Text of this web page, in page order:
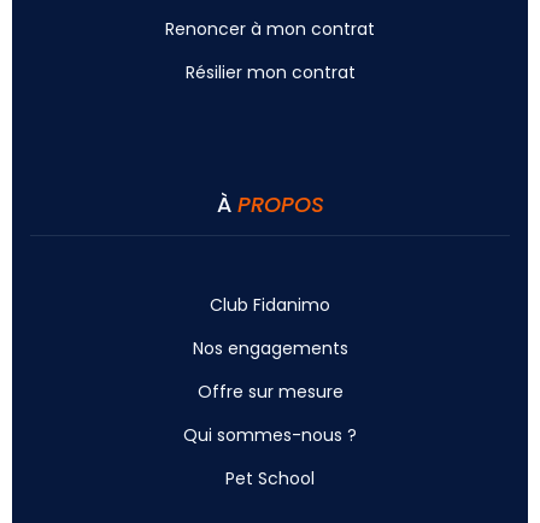
Renoncer à mon contrat
Résilier mon contrat
À PROPOS
Club Fidanimo
Nos engagements
Offre sur mesure
Qui sommes-nous ?
Pet School